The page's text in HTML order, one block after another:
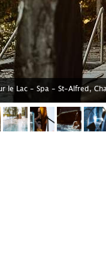
le Lac - Spa - St-Alfred,